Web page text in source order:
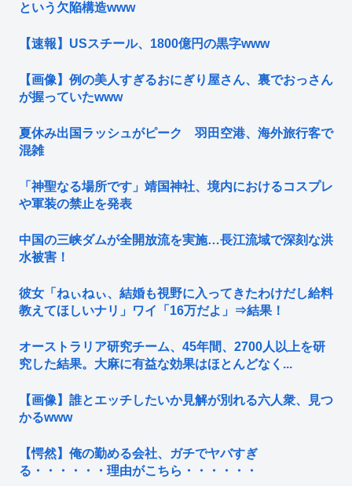
という欠陥構造www
【速報】USスチール、1800億円の黒字www
【画像】例の美人すぎるおにぎり屋さん、裏でおっさん
が握っていたwww
夏休み出国ラッシュがピーク 羽田空港、海外旅行客で
混雑
「神聖なる場所です」靖国神社、境内におけるコスプレ
や軍装の禁止を発表
中国の三峡ダムが全開放流を実施…長江流域で深刻な洪
水被害！
彼女「ねぃねぃ、結婚も視野に入ってきたわけだし給料
教えてほしいナリ」ワイ「16万だよ」⇒結果！
オーストラリア研究チーム、45年間、2700人以上を研
究した結果。大麻に有益な効果はほとんどなく...
【画像】誰とエッチしたいか見解が別れる六人衆、見つ
かるwww
【愕然】俺の勤める会社、ガチでヤバすぎ
る・・・・・・理由がこちら・・・・・・